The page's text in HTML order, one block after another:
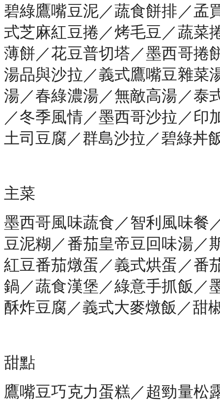
碧綠鷹嘴豆泥／蔬食餅排／孟
式芝麻紅豆捲／烤毛豆／蔬菜
薄餅／花豆普切塔／墨西哥捲
湯品與沙拉／義式鷹嘴豆雜菜
湯／春綠濃湯／無敵高湯／泰
／冬季風情／墨西哥沙拉／印
土司豆腐／群島沙拉／碧綠丼
主菜
墨西哥風味蔬食／智利風味餐
豆泥糊／番茄皇帝豆回味湯／
紅豆番茄燉蛋／義式烘蛋／番
鍋／蔬食漢堡／綠意手抓飯／
酥炸豆腐／義式大麥燉飯／甜
甜點
鷹嘴豆巧克力蛋糕／超勁量松